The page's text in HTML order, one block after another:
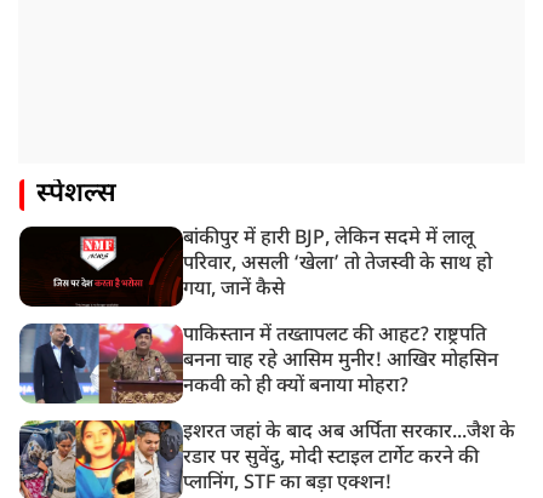
स्पेशल्स
बांकीपुर में हारी BJP, लेकिन सदमे में लालू
परिवार, असली ‘खेला’ तो तेजस्वी के साथ हो
गया, जानें कैसे
पाकिस्तान में तख्तापलट की आहट? राष्ट्रपति
बनना चाह रहे आसिम मुनीर! आखिर मोहसिन
नकवी को ही क्यों बनाया मोहरा?
इशरत जहां के बाद अब अर्पिता सरकार...जैश के
रडार पर सुवेंदु, मोदी स्टाइल टार्गेट करने की
प्लानिंग, STF का बड़ा एक्शन!